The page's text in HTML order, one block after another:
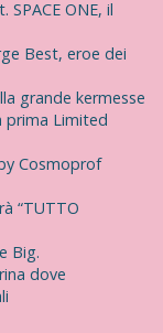
SPACE ONE, il
Best, eroe dei
grande kermesse
prima Limited
Cosmoprof
“TUTTO
Big.
dove